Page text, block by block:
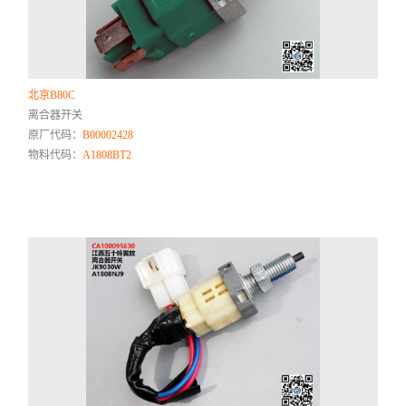
北京B80C
离合器开关
原厂代码：B00002428
物料代码：A1808BT2